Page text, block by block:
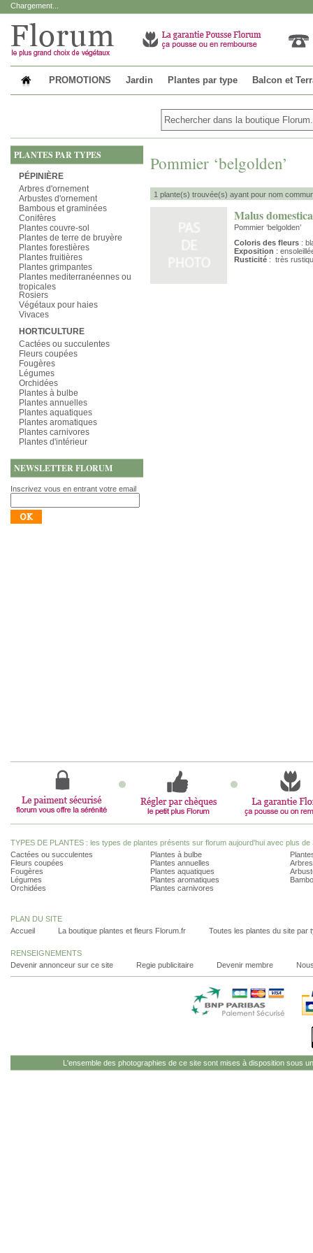
Chargement...
PROMOTIONS Jardin Plantes par type Balcon et
PLANTES PAR TYPES
PÉPINIÈRE
Arbres d'ornement
Arbustes d'ornement
Bambous et graminées
Conifères
Plantes couvre-sol
Plantes de terre de bruyère
Plantes forestières
Plantes fruitières
Plantes grimpantes
Plantes mediterranéennes ou
tropicales
Rosiers
Végétaux pour haies
Vivaces
HORTICULTURE
Cactées ou succulentes
Fleurs coupées
Fougères
Légumes
Orchidées
Plantes à bulbe
Plantes annuelles
Plantes aquatiques
Plantes aromatiques
Plantes carnivores
Plantes d'intérieur
NEWSLETTER FLORUM
Inscrivez vous en entrant votre email
Pommier ‘belgolden’
1 plante(s) trouvée(s) ayant pour nom commun
Malus
Pommier ‘belgolden’
Coloris des fleurs :
Exposition :
Rusticité : très
TYPES DE PLANTES : les types de plantes présents sur florum aujourd'hui avec plus de
Cactées ou succulentes
Fleurs coupées
Fougères
Légumes
Orchidées
Plantes à bulbe
Plantes annuelles
Plantes aquatiques
Plantes aromatiques
Plantes carnivores
PLAN DU SITE
Accueil
La boutique plantes et fleurs Florum.fr Toutes les plantes du site par
RENSEIGNEMENTS
Devenir annonceur sur ce site
Regie publicitaire Devenir membre
L'ensemble des photographies de ce site sont mises à disposition sous